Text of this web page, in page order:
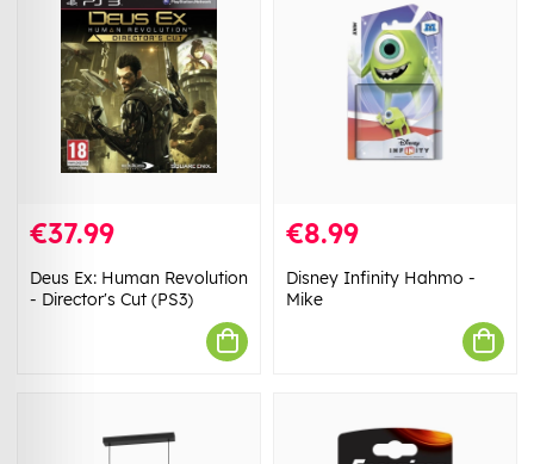
€37.99
Deus Ex: Human Revolution
- Director's Cut (PS3)
€8.99
Disney Infinity Hahmo -
Mike